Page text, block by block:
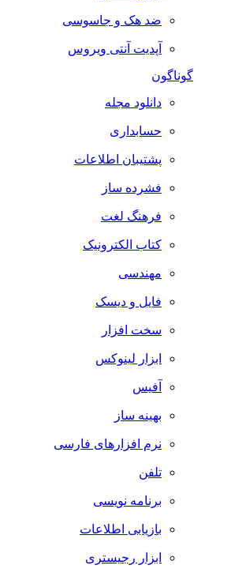
ضد هک و جاسوسی
آپدیت آنتی ویروس
گوناگون
دانلود مجله
حسابداری
پشتیبان اطلاعات
فشرده ساز
فرهنگ لغت
کتاب الکترونیک
مهندسی
فایل و دیسک
سخت افزار
ابزار لینوکس
آفیس
بهینه ساز
نرم افزارهای فارسی
تلفن
برنامه نویسی
بازیابی اطلاعات
ابزار رجیستری